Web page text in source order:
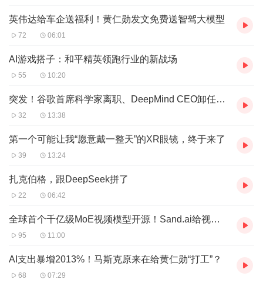
英伟达给车企送福利！黄仁勋发文免费送智驾大模型
72 06:01
AI游戏搭子：和平精英领跑行业的新战场
55 10:20
突发！谷歌首席科学家离职、DeepMind CEO卸任，股价跌超5%
32 13:38
第一个可能让我“愿意戴一整天”的XR眼镜，终于来了
39 13:24
扎克伯格，跟DeepSeek拼了
22 06:42
全球首个千亿级MoE视频模型开源！Sand.ai给视频生成Scaling找了条新路
95 11:00
AI支出暴增2013%！马斯克原来在给黄仁勋“打工”？
68 07:29